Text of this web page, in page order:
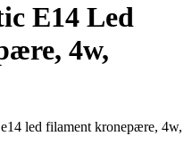
E14 Led
4w,
led filament kronepære, 4w,